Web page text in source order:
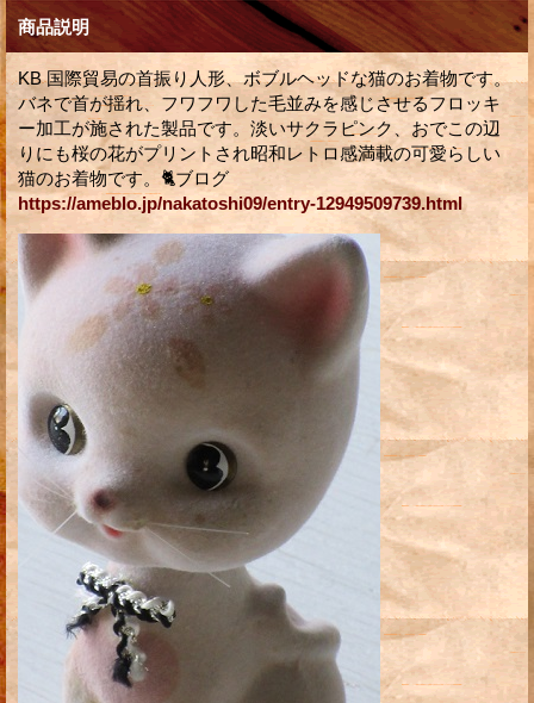
商品説明
KB 国際貿易の首振り人形、ボブルヘッドな猫のお着物です。
バネで首が揺れ、フワフワした毛並みを感じさせるフロッキ
ー加工が施された製品です。淡いサクラピンク、おでこの辺
りにも桜の花がプリントされ昭和レトロ感満載の可愛らしい
猫のお着物です。🐈ブログ
https://ameblo.jp/nakatoshi09/entry-12949509739.html